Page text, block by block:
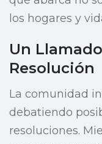
los hogares y
Un
Resolución
La comunidad
debatiendo
resoluciones.